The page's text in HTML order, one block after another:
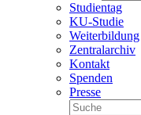
Studientag
KU-Studie
Weiterbildung
Zentralarchiv
Kontakt
Spenden
Presse